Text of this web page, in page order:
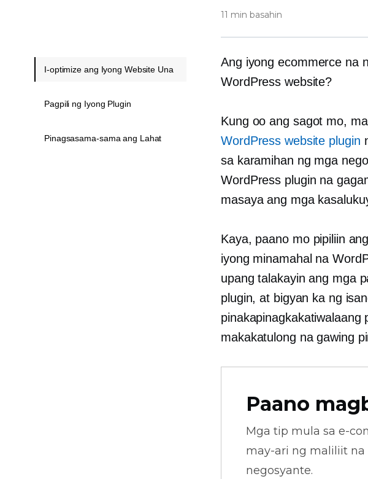
11 min basahin
Ang iyong ecommerce na
WordPress website?
Kung oo ang sagot mo,
WordPress website plugin
sa karamihan ng mga
WordPress plugin na
masaya ang mga
Kaya, paano mo pipiliin
iyong minamahal na
upang talakayin ang mga
plugin, at bigyan ka ng
makakatulong na gawing
Paano
Mga tip mula sa e-
may-ari ng maliliit na
negosyante.
I-optimize ang Iyong Website Una
Pagpili ng Iyong Plugin
Pinagsasama-sama ang Lahat